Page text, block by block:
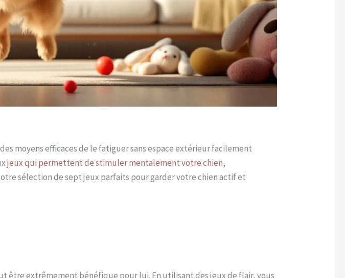
moyens efficaces de le fatiguer sans espace extérieur facilement
jeux qui permettent de stimuler mentalement votre chien,
sélection de sept jeux parfaits pour garder votre chien actif et
être extrêmement bénéfique pour lui. En utilisant des jeux de flair, vous